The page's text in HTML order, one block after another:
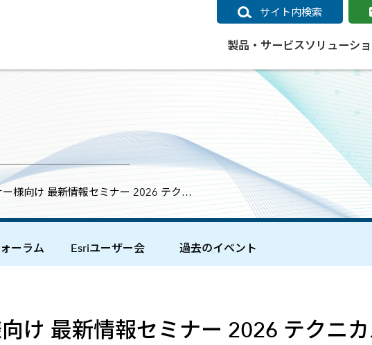
製品・サービス
ESRIジャパン データコンテンツ
ArcGISですぐに利用できるデータコンテンツ
ArcGIS Online コンテンツ
すぐに利用できる世界中のデータコンテンツ
GIS データストア
クラウド
ArcGIS
ArcGIS
ArcGIS
SaaS マッ
ソリューシ
支援
公開
電力
通信
交通
高速
鉄道
ス
製造業
大学
中央省庁・研究（事例）
自治体（事例）
社会インフラ（事例）
交通（事例）
建設・土木（事例）
利用ガイド
い合せ
デミックパック利用ガイド
for Personal Use /
Use 利用ガイド
サポートポリシー概要
標準サポート
開発者向けサポート
動作環境ポリシー
製品ライフサイクル
GIS
GIS
GIS
自
ポー
ム
すべてのニュース
お知らせ
プレスリリース
製品情報
サポートからのお知らせ
ソーシャルメディア
ESRIジャパンの取り組み
環境への取り組み
高品質なサービスの提供
働きやすい労働環境の整備
地域社会への貢献
SDGsへの米国Esri社の取り組み
学卒業）
問
企業情報をお求めの方
会社説明会（Online）
資料請求
キャリアメルマガ購読
キャリアオンライン相談
サイト内検索
ー様向け 最新情報セミナー 2026 テク…
ーラム Esriユーザー会 過去のイベント
け 最新情報セミナー 2026 テクニ